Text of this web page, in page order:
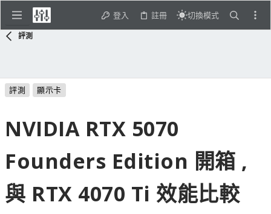
登入 註冊 切換模式
評測
評測 顯示卡
NVIDIA RTX 5070
Founders Edition 開箱 ,
與 RTX 4070 Ti 效能比較